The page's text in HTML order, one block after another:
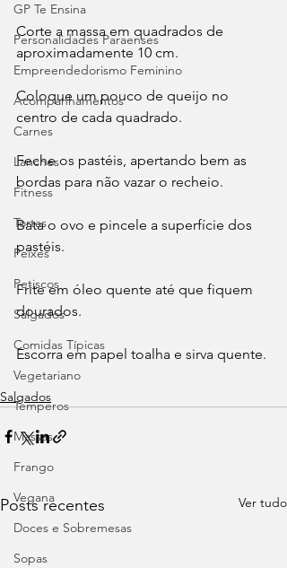
GP Te Ensina
Personalidades Paraenses
Empreendedorismo Feminino
Acompanhamentos
Carnes
Lanches
Fitness
Tortas
Peixes
Petiscos
Salgados
Comidas Típicas
Vegetariano
Temperos
Massas
Frango
Vegana
Doces e Sobremesas
Sopas
Corte a massa em quadrados de
aproximadamente 10 cm.
Coloque um pouco de queijo no
centro de cada quadrado.
Feche os pastéis, apertando bem as
bordas para não vazar o recheio.
Bata o ovo e pincele a superfície dos
pastéis.
Frite em óleo quente até que fiquem
dourados.
Escorra em papel toalha e sirva quente.
Salgados
Posts recentes Ver tudo